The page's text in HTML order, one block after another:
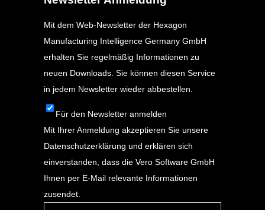
Mit dem Web-Newsletter der Hexagon
Manufacturing Intelligence Germany GmbH
erhalten Sie regelmäßig Informationen zu
neuen Downloads. Sie können diesen Service
in jedem Newsletter wieder abbestellen.
Für den Newsletter anmelden
Mit Ihrer Anmeldung akzeptieren Sie unsere
Datenschutzerklärung und erklären sich
einverstanden, dass die Vero Software GmbH
Ihnen per E-Mail relevante Informationen
zusendet.